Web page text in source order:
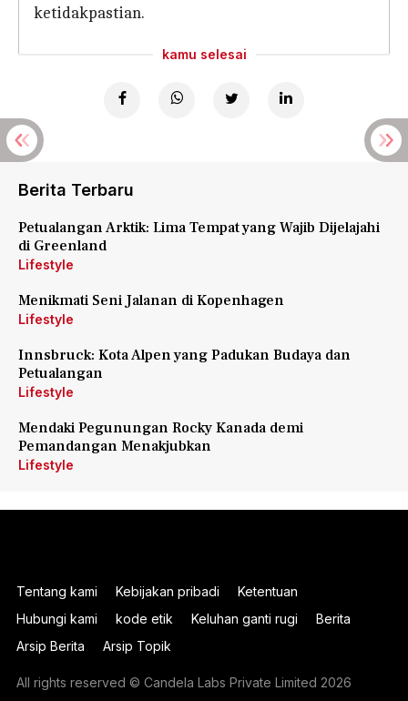
ketidakpastian.
kamu selesai
Berita Terbaru
Petualangan Arktik: Lima Tempat yang Wajib Dijelajahi
di Greenland
Lifestyle
Menikmati Seni Jalanan di Kopenhagen
Lifestyle
Innsbruck: Kota Alpen yang Padukan Budaya dan
Petualangan
Lifestyle
Mendaki Pegunungan Rocky Kanada demi
Pemandangan Menakjubkan
Lifestyle
Tentang kami Kebijakan pribadi
Ketentuan
Hubungi kami
kode etik Keluhan ganti rugi
Berita
Arsip Berita
Arsip Topik
All rights reserved © Candela Labs Private Limited 2026